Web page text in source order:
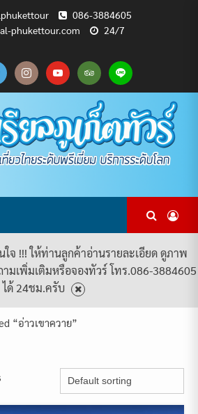
086-3884605
phukettour.com
24/7
CART
CHECKOUT
MY
ACCOUNT
SAMPLE
PAGE
ทัวร์
ทั้งหมด
บทความ
ท่อง
เที่ยว
ยินดี
ต้อนรับ
สู่
PHUKET
TOUR
เกี่ยว
กับ
เรา
แพ็คเกจ
ทัวร์
ทั้งหมด
จ !!! ให้ท่านลูกค้าอ่านรายละเอียด ดูภาพ
มเพิ่มเติมหรือจองทัวร์ โทร.086-3884605
ได้ 24ชม.ครับ
“อ่าวเขาควาย”